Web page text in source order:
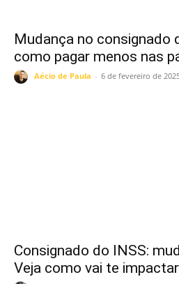
Mudança no consignado
como pagar menos nas
Aécio de Paula - 6 de fevereiro de
Consignado do INSS:
Veja como vai te impactar